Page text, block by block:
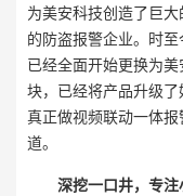
为美安科技创造了巨
的防盗报警企业。时
已经全面开始更换为
块，已经将产品升级
真正做视频联动一体
道。
深挖一口井，专注